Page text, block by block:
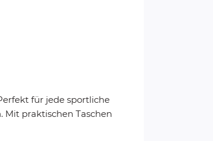
für jede sportliche
praktischen Taschen